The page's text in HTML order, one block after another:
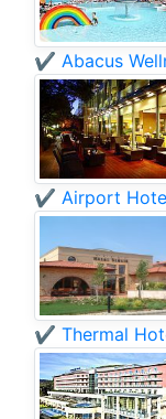
✔️ Abacus
✔️ Airport
✔️ Thermal